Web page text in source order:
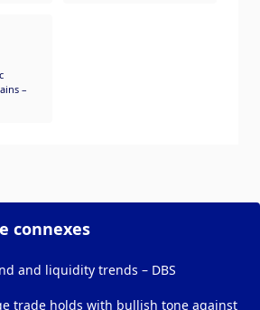
–
connexes
and liquidity trends – DBS
trade holds with bullish tone against